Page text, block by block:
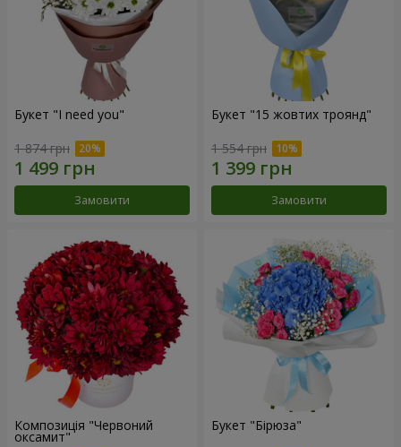
Букет "I need you"
1 874 грн
Замовити
Букет "15 жовтих троянд"
1 554 грн
Замовити
Композиція "Червоний
оксамит"
Букет "Бірюза"